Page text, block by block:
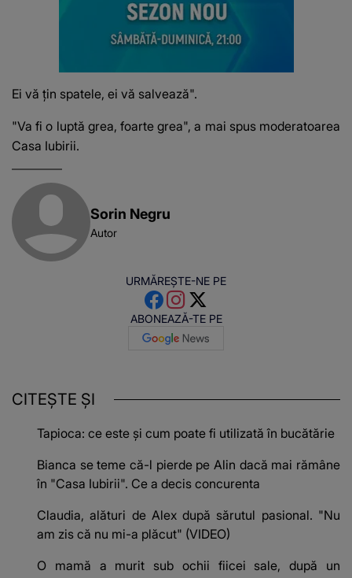
Ei vă țin spatele, ei vă salvează".
"Va fi o luptă grea, foarte grea", a mai spus moderatoarea
Casa Iubirii.
Sorin Negru
Autor
URMĂREȘTE-NE PE
ABONEAZĂ-TE PE
CITEȘTE ȘI
Tapioca: ce este și cum poate fi utilizată în bucătărie
Bianca se teme că-l pierde pe Alin dacă mai rămâne
în "Casa Iubirii". Ce a decis concurenta
Claudia, alături de Alex după sărutul pasional. "Nu
am zis că nu mi-a plăcut" (VIDEO)
O mamă a murit sub ochii fiicei sale, după un